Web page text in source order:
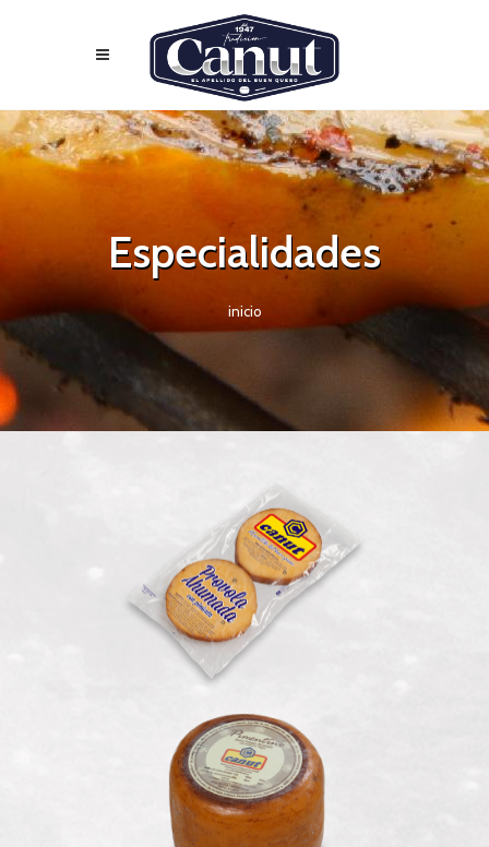
Especialidades
inicio
Provola Ahumada en Porciones
Pimentino Ahumado